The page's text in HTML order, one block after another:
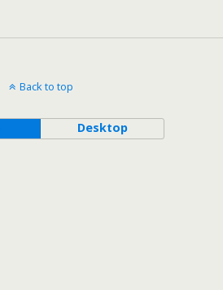
Back to top
Desktop